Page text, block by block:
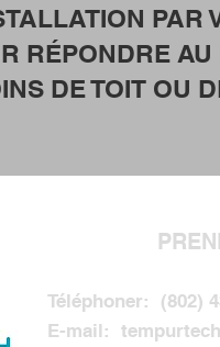
PAR
RÉPONDRE AU
DE TOIT OU
Téléphoner:
(802)
E-mail: